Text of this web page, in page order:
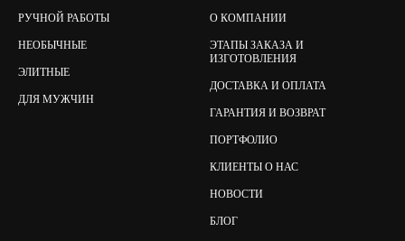
РУЧНОЙ РАБОТЫ
НЕОБЫЧНЫЕ
ЭЛИТНЫЕ
ДЛЯ МУЖЧИН
О КОМПАНИИ
ЭТАПЫ ЗАКАЗА И
ИЗГОТОВЛЕНИЯ
ДОСТАВКА И ОПЛАТА
ГАРАНТИЯ И ВОЗВРАТ
ПОРТФОЛИО
КЛИЕНТЫ О НАС
НОВОСТИ
БЛОГ